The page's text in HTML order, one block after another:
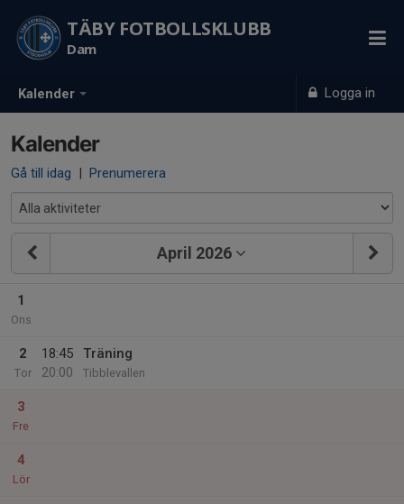
Kalender Logga in
TÄBY FOTBOLLSKLUBB
Dam
Kalender
Gå till idag | Prenumerera
April 2026
1
Ons
2
Tor
18:45
20:00
Träning
Tibblevallen
3
Fre
4
Lör